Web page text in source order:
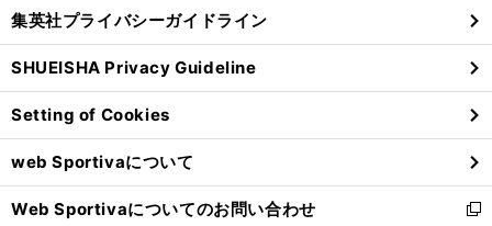
る
い
ウ
ィ
ン
ド
ウ
で
開
く
集英社プライバシーガイドライン
SHUEISHA Privacy Guideline
Setting of Cookies
web Sportivaについて
Web Sportivaについてのお問い合わせ
新